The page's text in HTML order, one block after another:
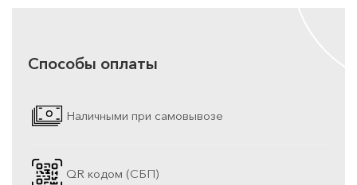
Способы оплаты
Наличными при самовывозе
QR кодом (СБП)